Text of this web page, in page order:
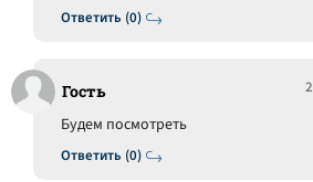
Ответить (0)
Гость
Ответить (0)
Будем посмотреть